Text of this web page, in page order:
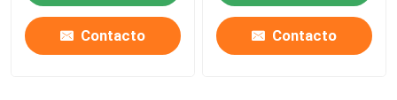
Hogar
Contacto Contacto